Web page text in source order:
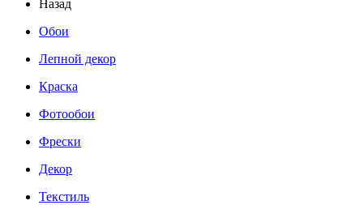
Назад
Обои
Лепной декор
Краска
Фотообои
Фрески
Декор
Текстиль